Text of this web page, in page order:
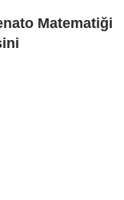
Matematiği